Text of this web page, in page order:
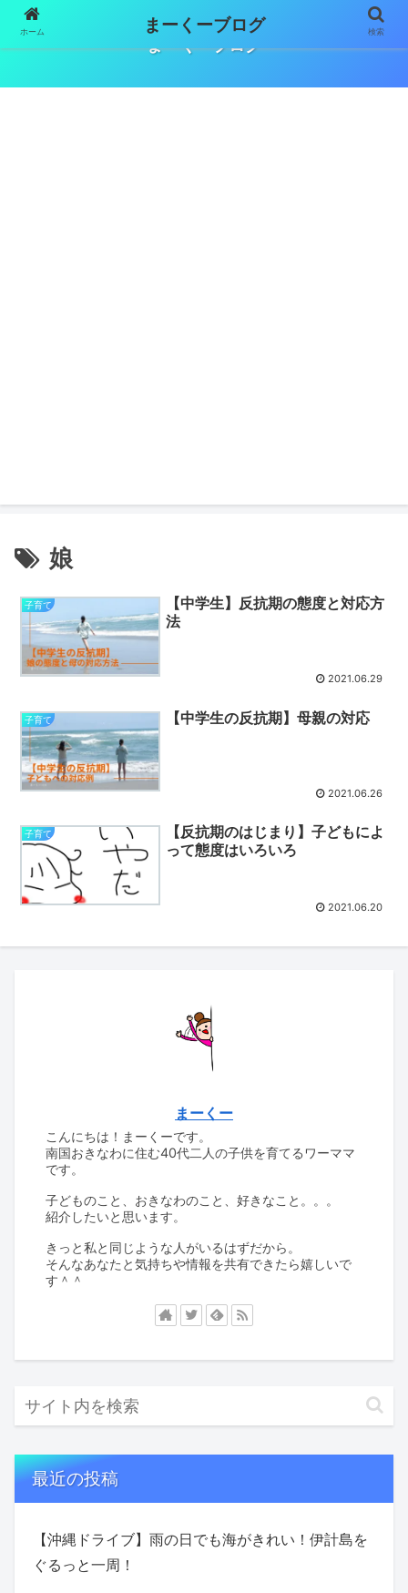
まーくーブログ
娘
子育て
【中学生】反抗期の態度と対応方
法
2021.06.29
子育て 【中学生の反抗期】母親の対応
2021.06.26
子育て
【反抗期のはじまり】子どもによ
って態度はいろいろ
2021.06.20
まーくー
こんにちは！まーくーです。
南国おきなわに住む40代二人の子供を育てるワーママ
です。
子どものこと、おきなわのこと、好きなこと。。。
紹介したいと思います。
きっと私と同じような人がいるはずだから。
そんなあなたと気持ちや情報を共有できたら嬉しいで
す＾＾
最近の投稿
【沖縄ドライブ】雨の日でも海がきれい！伊計島を
ぐるっと一周！
ホーム まーくーブログ 検索